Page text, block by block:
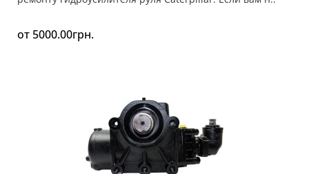
от 5000.00грн.